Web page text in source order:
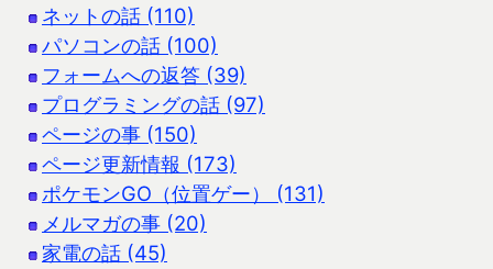
ネットの話 (110)
パソコンの話 (100)
フォームへの返答 (39)
プログラミングの話 (97)
ページの事 (150)
ページ更新情報 (173)
ポケモンGO（位置ゲー） (131)
メルマガの事 (20)
家電の話 (45)